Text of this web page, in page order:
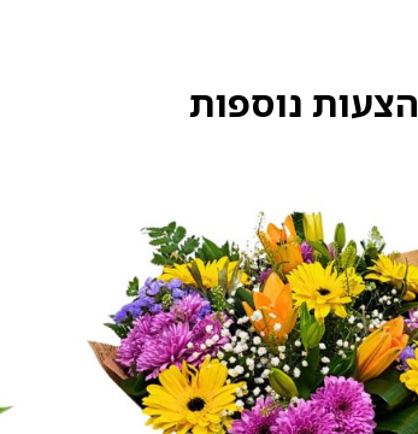
הצעות נוספות